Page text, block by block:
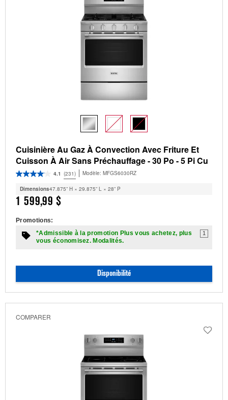
Cuisinière Au Gaz À Convection Avec Friture Et
Cuisson À Air Sans Préchauffage - 30 Po - 5 Pi Cu
4.1 (231) Modèle: MFGS6030RZ
Dimensions47.875” H × 29.875” L × 28” P
1 599,99 $
Promotions:
*Admissible à la promotion Plus vous achetez, plus
vous économisez. Modalités.
1
Disponibilité
COMPARER